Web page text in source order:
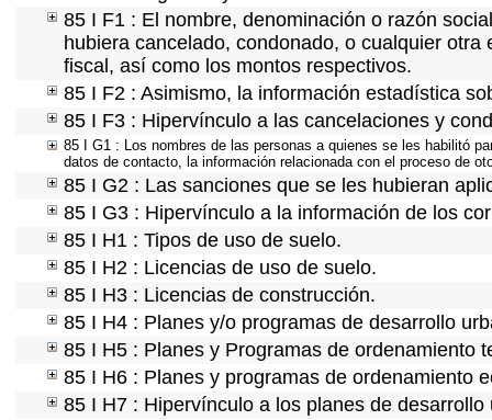
85 I F1 : El nombre, denominación o razón
hubiera cancelado, condonado, o cualquier
fiscal, así como los montos respectivos.
85 I F2 : Asimismo, la información estadística
85 I F3 : Hipervínculo a las cancelaciones y
85 I G1 : Los nombres de las personas a quienes se les habilitó
datos de contacto, la información relacionada con el proceso de
85 I G2 : Las sanciones que se les hubieran
85 I G3 : Hipervínculo a la información de los
85 I H1 : Tipos de uso de suelo.
85 I H2 : Licencias de uso de suelo.
85 I H3 : Licencias de construcción.
85 I H4 : Planes y/o programas de desarrollo
85 I H5 : Planes y Programas de ordenamiento
85 I H6 : Planes y programas de ordenamiento
85 I H7 : Hipervínculo a los planes de desarrollo